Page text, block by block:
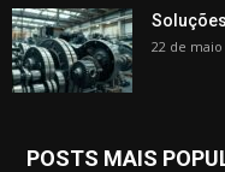
22 de maio
POSTS MAIS